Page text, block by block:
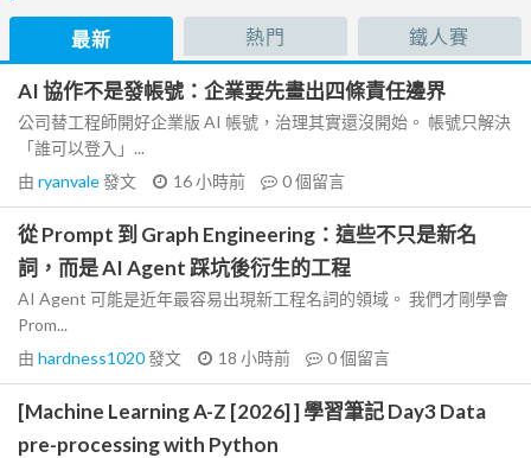
最新 熱門 鐵人賽
AI 協作不是發帳號：企業要先畫出四條責任邊界
公司替工程師開好企業版 AI 帳號，治理其實還沒開始。 帳號只解決
「誰可以登入」...
由 ryanvale發文 16 小時前 0個留言
從 Prompt 到 Graph Engineering：這些不只是新名
詞，而是 AI Agent 踩坑後衍生的工程
AI Agent 可能是近年最容易出現新工程名詞的領域。 我們才剛學會
Prom...
由 hardness1020發文 18 小時前 0個留言
[Machine Learning A-Z [2026] ] 學習筆記 Day3 Data
pre-processing with Python